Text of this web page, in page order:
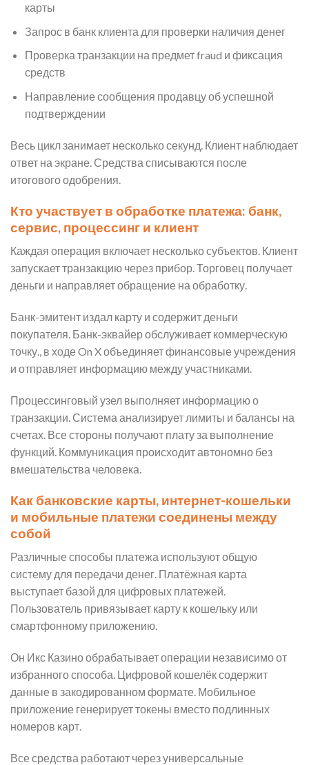
карты
Запрос в банк клиента для проверки наличия денег
Проверка транзакции на предмет fraud и фиксация
средств
Направление сообщения продавцу об успешной
подтверждении
Весь цикл занимает несколько секунд. Клиент наблюдает
ответ на экране. Средства списываются после
итогового одобрения.
Кто участвует в обработке платежа: банк,
сервис, процессинг и клиент
Каждая операция включает несколько субъектов. Клиент
запускает транзакцию через прибор. Торговец получает
деньги и направляет обращение на обработку.
Банк-эмитент издал карту и содержит деньги
покупателя. Банк-эквайер обслуживает коммерческую
точку., в ходе On X объединяет финансовые учреждения
и отправляет информацию между участниками.
Процессинговый узел выполняет информацию о
транзакции. Система анализирует лимиты и балансы на
счетах. Все стороны получают плату за выполнение
функций. Коммуникация происходит автономно без
вмешательства человека.
Как банковские карты, интернет-кошельки
и мобильные платежи соединены между
собой
Различные способы платежа используют общую
систему для передачи денег. Платёжная карта
выступает базой для цифровых платежей.
Пользователь привязывает карту к кошельку или
смартфонному приложению.
Он Икс Казино обрабатывает операции независимо от
избранного способа. Цифровой кошелёк содержит
данные в закодированном формате. Мобильное
приложение генерирует токены вместо подлинных
номеров карт.
Все средства работают через универсальные